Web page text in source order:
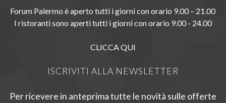
Forum Palermo è aperto tutti i giorni con orario 9.00 – 21.00
I ristoranti sono aperti tutti i giorni con orario 9.00 - 24.00
CLICCA QUI
ISCRIVITI ALLA NEWSLETTER
Per ricevere in anteprima tutte le novità sulle offerte